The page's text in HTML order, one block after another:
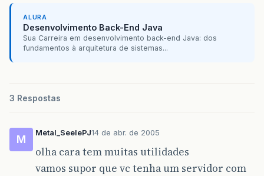
ALURA
Desenvolvimento Back-End Java
Sua Carreira em desenvolvimento back-end Java: dos
fundamentos à arquitetura de sistemas...
3 Respostas
M
Metal_SeelePJ14 de abr. de 2005
olha cara tem muitas utilidades
vamos supor que vc tenha um servidor com